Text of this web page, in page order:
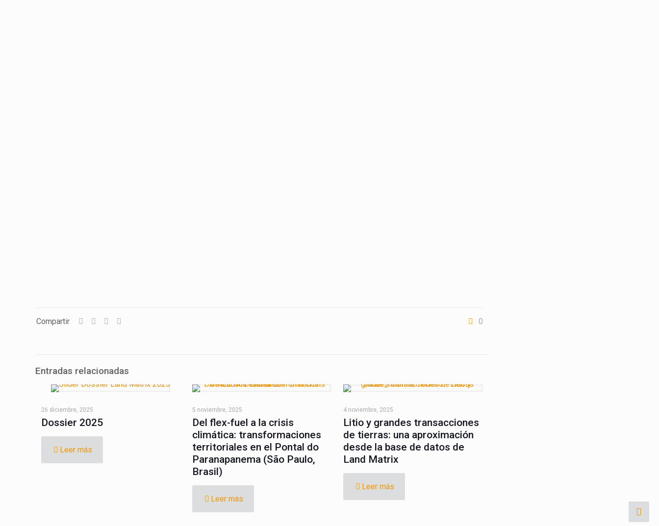
Compartir 0
Entradas relacionadas
26 diciembre, 2025
Dossier 2025
Leer más
5 noviembre, 2025
Del flex-fuel a la crisis
climática: transformaciones
territoriales en el Pontal do
Paranapanema (São Paulo,
Brasil)
Leer más
4 noviembre, 2025
Litio y grandes transacciones
de tierras: una aproximación
desde la base de datos de
Land Matrix
Leer más
LandMatrix Casos Informes
Copyright © 2020 LandMatrix LAC | Todos los derechos reservados | Sitio desarrollado por